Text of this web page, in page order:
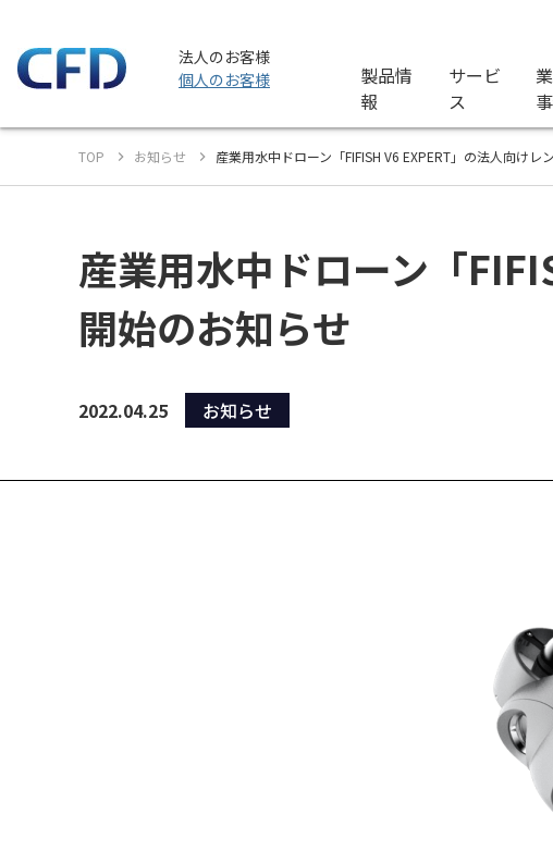
法人のお客様
個人のお客様
製品情
報
サービ
ス
TOP お知らせ 産業用水中ドローン「FIFISH V6 EXPERT」の法人向け
産業用水中ドローン「
開始のお知らせ
2022.04.25 お知らせ